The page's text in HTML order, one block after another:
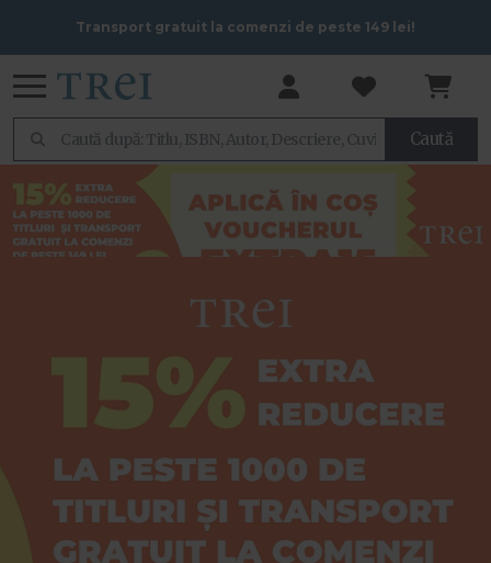
Transport gratuit la comenzi de peste 149 lei!
Caută